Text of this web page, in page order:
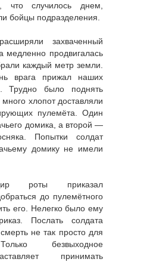
что случилось днем,
бойцы подразделения.
захваченный
медленно продвигалась
каждый метр земли.
врага прижал наших
Трудно было поднять
хлопот доставляли
пулемёта. Один
домика, а второй —
Попытки солдат
домику не имели
роты приказал
до пулемётного
его. Нелегко было ему
Послать солдата
не так просто для
безвыходное
принимать